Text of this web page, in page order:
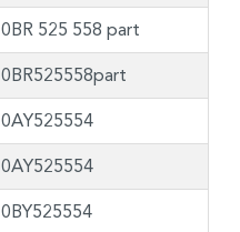
0BR 525 558 part
0BR525558part
0AY525554
0AY525554
0BY525554